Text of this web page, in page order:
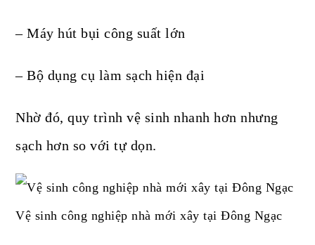
– Máy hút bụi công suất lớn
– Bộ dụng cụ làm sạch hiện đại
Nhờ đó, quy trình vệ sinh nhanh hơn nhưng
sạch hơn so với tự dọn.
Vệ sinh công nghiệp nhà mới xây tại Đông Ngạc